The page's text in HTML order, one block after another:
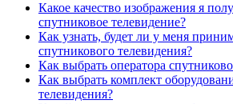
Какое качество изображения я
спутниковое телевидение?
Как узнать, будет ли у меня
спутникового телевидения?
Как выбрать оператора
Как выбрать комплект
телевидения?